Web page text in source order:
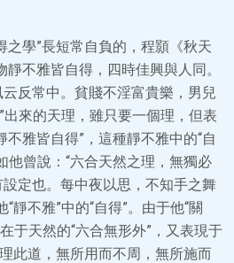
之學”長短常自負的，程顥《秋天
不雅皆自得，四時佳興與人同。
反常中。貧賤不淫富貴樂，男兒
出來的天理，雖只要一個理，但表
不雅皆自得”，這種靜不雅中的“自
他曾說：“六合天然之理，無獨必
定也。每中夜以思，不知手之舞
靜不雅”中的“自得”。由于他“關
于天然的“六合無形外”，又表現于
此道，無所用而不周，無所施而